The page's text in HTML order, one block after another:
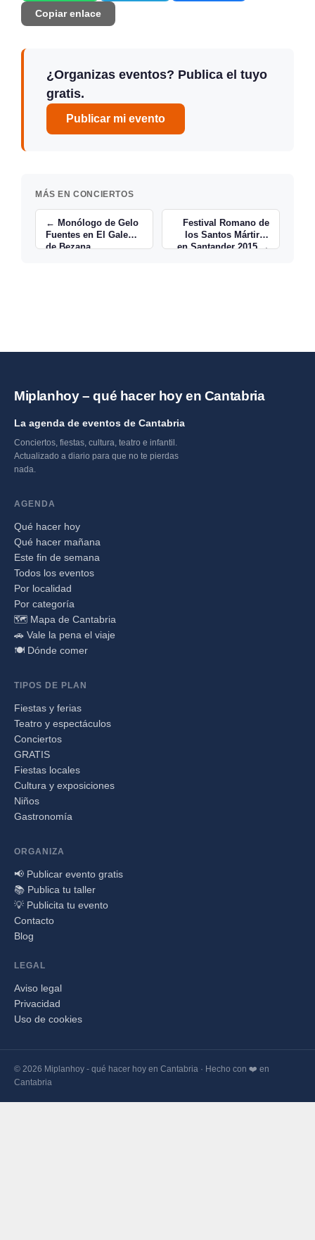
Copiar enlace
¿Organizas eventos? Publica el tuyo
gratis.
Publicar mi evento
MÁS EN CONCIERTOS
← Monólogo de Gelo
Fuentes en El Galeón
de Bezana
Festival Romano de
los Santos Mártires
en Santander 2015 →
Miplanhoy – qué hacer hoy en Cantabria
La agenda de eventos de Cantabria
Conciertos, fiestas, cultura, teatro e infantil.
Actualizado a diario para que no te pierdas
nada.
AGENDA
Qué hacer hoy
Qué hacer mañana
Este fin de semana
Todos los eventos
Por localidad
Por categoría
🗺️ Mapa de Cantabria
🚗 Vale la pena el viaje
🍽️ Dónde comer
TIPOS DE PLAN
Fiestas y ferias
Teatro y espectáculos
Conciertos
GRATIS
Fiestas locales
Cultura y exposiciones
Niños
Gastronomía
ORGANIZA
📢 Publicar evento gratis
📚 Publica tu taller
💡 Publicita tu evento
Contacto
Blog
LEGAL
Aviso legal
Privacidad
Uso de cookies
© 2026 Miplanhoy - qué hacer hoy en Cantabria · Hecho con ❤️ en
Cantabria